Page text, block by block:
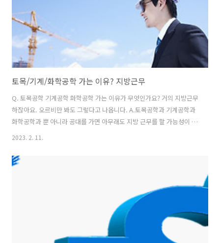
토목/기계/화학공학 가는 이유? 지방근무
Q. 토목공학 기계공학 화학공학 가는 이유가 무엇인가요? 거의 지방근무
하잖아요. 오르비만 봐도 그렇다고 나옵니다. A.토목공학과 기계공학과
화학공학과 뿐 아니라 공대를 가면 아무래도 지방 근무를 할 가능성이 높
잘되고 그 분야 전공과 업무가 좋아서겠죠. *다른 이유도 있겠지만... ​그
런데, 공대 출신이라고 다 지방근무를 하는 것은 아닙니다. 서울이나 수
본사나 서울사무소를 두는 경우가 많고요. 건설현장은 대부분 오지에 있
는 것으로 생각하는 분들이 많은데, 꼭 그렇지도 않습니다. 서울이나 수
2023. 2. 11.